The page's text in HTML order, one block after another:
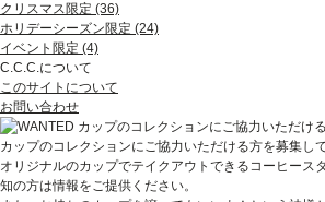
クリスマス限定 (36)
ホリデーシーズン限定 (24)
イベント限定 (4)
C.C.C.について
このサイトについて
お問い合わせ
カップのコレクションにご協力いただける方を募集し
オリジナルのカップでテイクアウトできるコーヒース
知の方は情報をご提供ください。